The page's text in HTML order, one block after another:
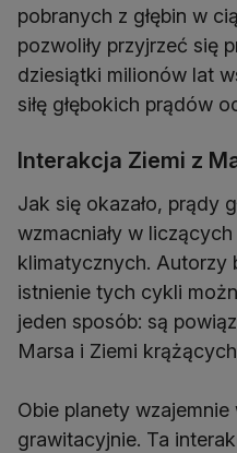
pobranych z głębin w
pozwoliły przyjrzeć się
dziesiątki milionów lat
siłę głębokich prądów
Interakcja Ziemi z
Jak się okazało, prądy
wzmacniały w
klimatycznych. Autorzy
istnienie tych cykli
jeden sposób: są
Marsa i Ziemi krążących
Obie planety wzajemnie
grawitacyjnie. Ta